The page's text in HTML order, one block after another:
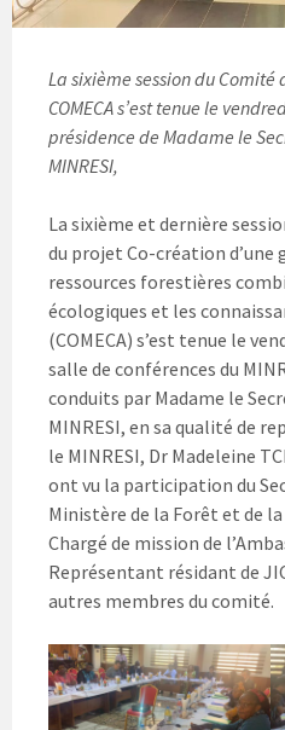
La sixième session du
COMECA s’est tenue le
présidence de Madame le
MINRESI,
La sixième et dernière
du projet Co-création d’une
ressources forestières
écologiques et les
(COMECA) s’est tenue le
salle de conférences du
conduits par Madame le
MINRESI, en sa qualité de
le MINRESI, Dr Madeleine
ont vu la participation du
Ministère de la Forêt et de la
Chargé de mission de
Représentant résidant de
autres membres du comité.